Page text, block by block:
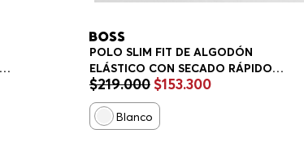
POLO SLIM FIT DE ALGODÓN
ELÁSTICO CON SECADO RÁPIDO
POLO SLIM FIT HOMBRE
$219.000 $153.300
Blanco